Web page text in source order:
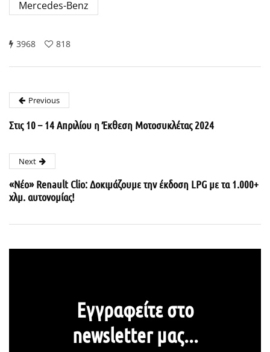
Mercedes-Benz
3968 818
Previous
Στις 10 – 14 Απριλίου η Έκθεση Μοτοσυκλέτας 2024
Next
«Νέο» Renault Clio: Δοκιμάζουμε την έκδοση LPG με τα 1.000+
χλμ. αυτονομίας!
Εγγραφείτε στο
newsletter μας...